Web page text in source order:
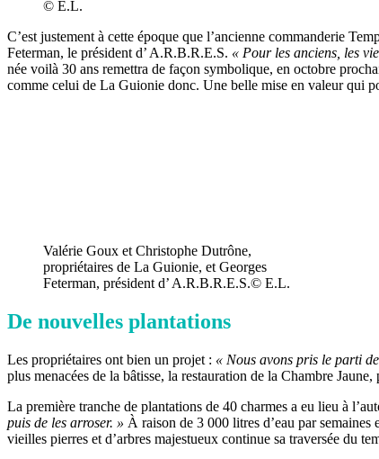
© E.L.
C’est justement à cette époque que l’ancienne commanderie
Feterman, le président d’ A.R.B.R.E.S. « Pour les anciens, les
née voilà 30 ans remettra de façon symbolique, en octobre
comme celui de La Guionie donc. Une belle mise en valeur qui
Valérie Goux et Christophe Dutrône,
propriétaires de La Guionie, et Georges
Feterman, président d’ A.R.B.R.E.S.© E.L.
De nouvelles plantations
Les propriétaires ont bien un projet : « Nous avons pris le parti
plus menacées de la bâtisse, la restauration de la Chambre
La première tranche de plantations de 40 charmes a eu lieu à
puis de les arroser. » À raison de 3 000 litres d’eau par
vieilles pierres et d’arbres majestueux continue sa traversée du